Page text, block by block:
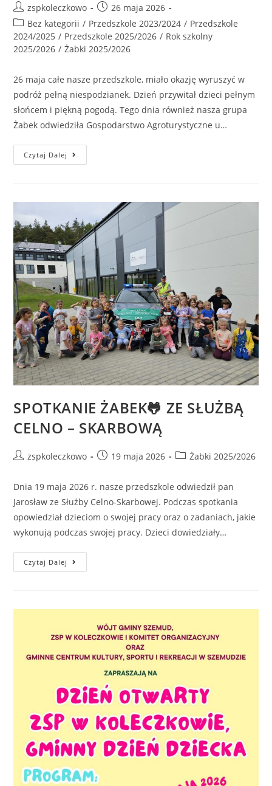
zspkoleczkowo
26 maja 2026
Bez kategorii / Przedszkole 2023/2024 / Przedszkole
2024/2025 / Przedszkole 2025/2026 / Rok szkolny
2025/2026 / Żabki 2025/2026
26 maja całe nasze przedszkole, miało okazję wyruszyć w
podróż pełną niespodzianek. Dzień przywitał dzieci pełnym
słońcem i piękną pogodą. Tego dnia również nasza grupa
Żabek odwiedziła Gospodarstwo Agroturystyczne u…
Czytaj Dalej
SPOTKANIE ŻABEK🐸 ZE SŁUŻBĄ
CELNO – SKARBOWĄ
zspkoleczkowo 19 maja 2026 Żabki 2025/2026
Dnia 19 maja 2026 r. nasze przedszkole odwiedził pan
Jarosław ze Służby Celno-Skarbowej. Podczas spotkania
opowiedział dzieciom o swojej pracy oraz o zadaniach, jakie
wykonują podczas swojej pracy. Dzieci dowiedziały…
Czytaj Dalej